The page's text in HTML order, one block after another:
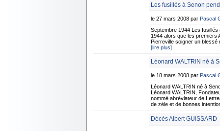
Les fusillés à Senon
le 27 mars 2008 par Pascal
Septembre 1944 Les
1944 alors que les premiers
Pierreville soigner un blessé
[lire plus]
Léonard WALTRIN né à
le 18 mars 2008 par Pascal
Léonard WALTRIN né à
Léonard WALTRIN,
nommé abréviateur de
de zèle et de bonnes
Décès Albert GUISSARD